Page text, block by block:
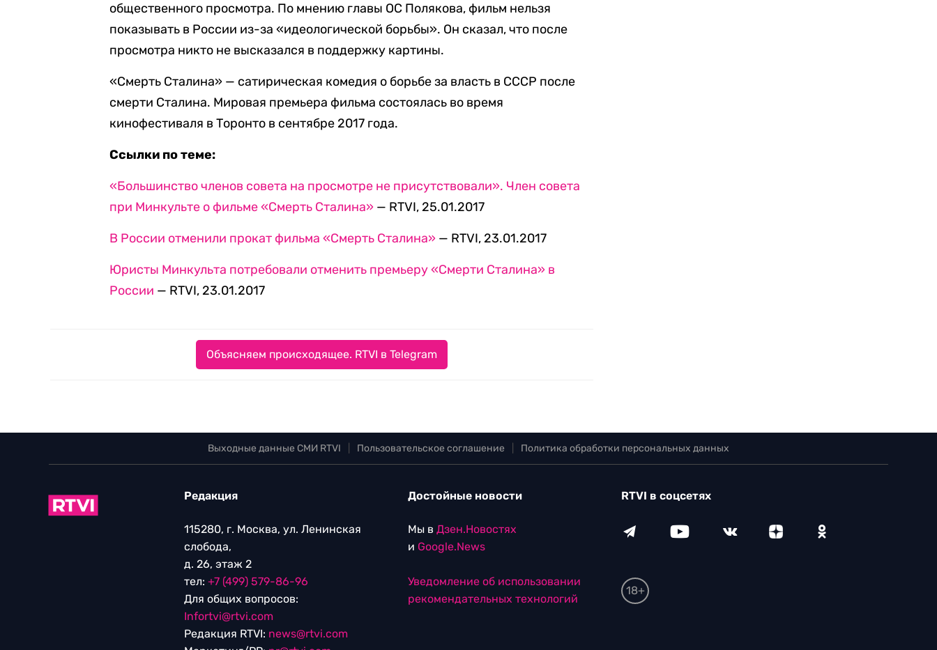
общественного просмотра. По мнению главы ОС Полякова, фильм нельзя
показывать в России из-за «идеологической борьбы». Он сказал, что после
просмотра никто не высказался в поддержку картины.
«Смерть Сталина» — сатирическая комедия о борьбе за власть в СССР после
смерти Сталина. Мировая премьера фильма состоялась во время
кинофестиваля в Торонто в сентябре 2017 года.
Ссылки по теме:
«Большинство членов совета на просмотре не присутствовали». Член совета
при Минкульте о фильме «Смерть Сталина» — RTVI, 25.01.2017
В России отменили прокат фильма «Смерть Сталина» — RTVI, 23.01.2017
Юристы Минкульта потребовали отменить премьеру «Смерти Сталина» в
России — RTVI, 23.01.2017
Объясняем происходящее. RTVI в Telegram
Выходные данные СМИ RTVI Пользовательское соглашение Политика обработки персональных данных
Редакция
115280, г. Москва, ул. Ленинская
слобода,
д. 26, этаж 2
тел: +7 (499) 579-86-96
Для общих вопросов:
Infortvi@rtvi.com
Редакция RTVI: news@rtvi.com
Достойные новости
Мы в Дзен.Новостях
и Google.News
Уведомление об использовании
рекомендательных технологий
RTVI в соцсетях
18+